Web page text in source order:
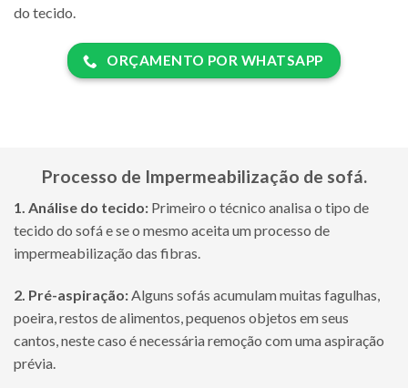
do tecido.
ORÇAMENTO POR WHATSAPP
Processo de Impermeabilização de sofá.
1. Análise do tecido: Primeiro o técnico analisa o tipo de
tecido do sofá e se o mesmo aceita um processo de
impermeabilização das fibras.
2. Pré-aspiração:Alguns sofás acumulam muitas fagulhas,
poeira, restos de alimentos, pequenos objetos em seus
cantos, neste caso é necessária remoção com uma aspiração
prévia.